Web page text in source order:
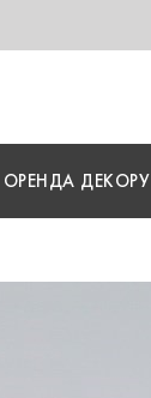
ОРЕНДА ДЕКОРУ